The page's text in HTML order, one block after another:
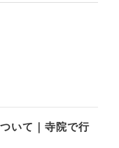
いて｜寺院で行